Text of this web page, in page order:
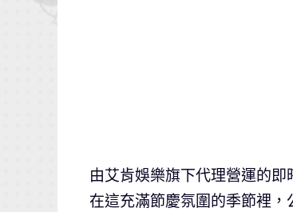
由艾肯娛樂旗下代理營運的
在這充滿節慶氛圍的季節裡